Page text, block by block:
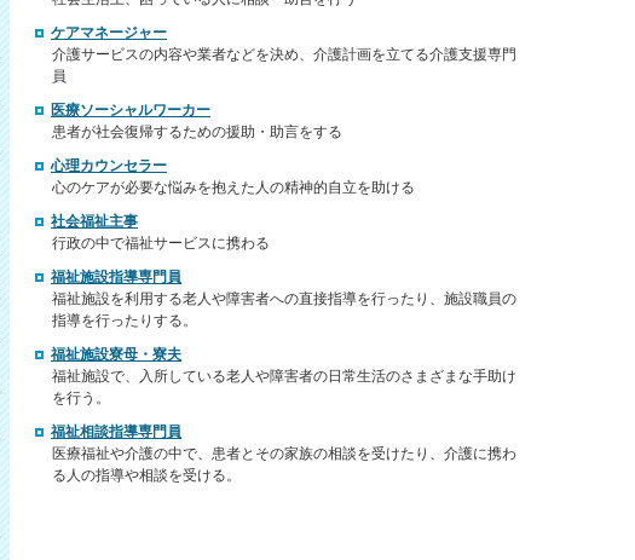
ケアマネージャー
介護サービスの内容や業者などを決め、介護計画を立てる介護支援専門
員
医療ソーシャルワーカー
患者が社会復帰するための援助・助言をする
心理カウンセラー
心のケアが必要な悩みを抱えた人の精神的自立を助ける
社会福祉主事
行政の中で福祉サービスに携わる
福祉施設指導専門員
福祉施設を利用する老人や障害者への直接指導を行ったり、施設職員の
指導を行ったりする。
福祉施設寮母・寮夫
福祉施設で、入所している老人や障害者の日常生活のさまざまな手助け
を行う。
福祉相談指導専門員
医療福祉や介護の中で、患者とその家族の相談を受けたり、介護に携わ
る人の指導や相談を受ける。